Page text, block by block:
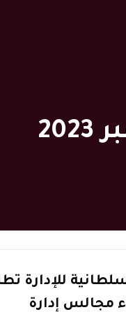
للإدارة
مجالس إدارة